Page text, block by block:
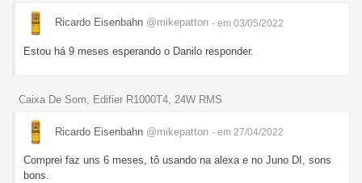
Ricardo Eisenbahn @mikepatton - em 03/05/2022
Estou há 9 meses esperando o Danilo responder.
Caixa De Som, Edifier R1000T4, 24W RMS
Ricardo Eisenbahn @mikepatton - em 27/04/2022
Comprei faz uns 6 meses, tô usando na alexa e no Juno DI, sons
bons.